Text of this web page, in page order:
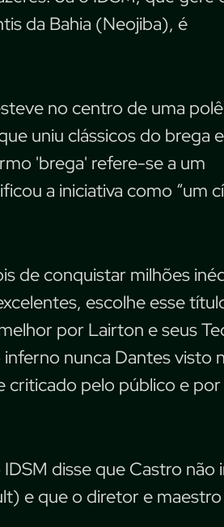
da Bahia (Neojiba), é
no centro de uma
uniu clássicos do brega
'brega' refere-se a um
a iniciativa como “um
de conquistar milhões
escolhe esse
por Lairton e seus
nunca Dantes visto
criticado pelo público e por
disse que Castro não
e que o diretor e maestro